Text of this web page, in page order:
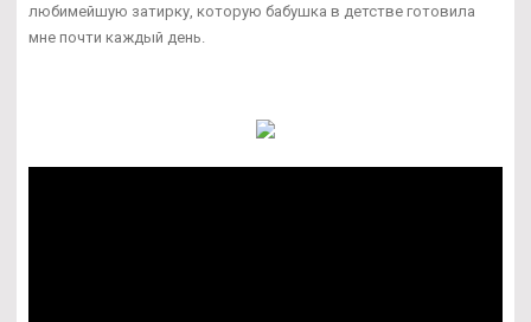
любимейшую затирку, которую бабушка в детстве готовила
мне почти каждый день.